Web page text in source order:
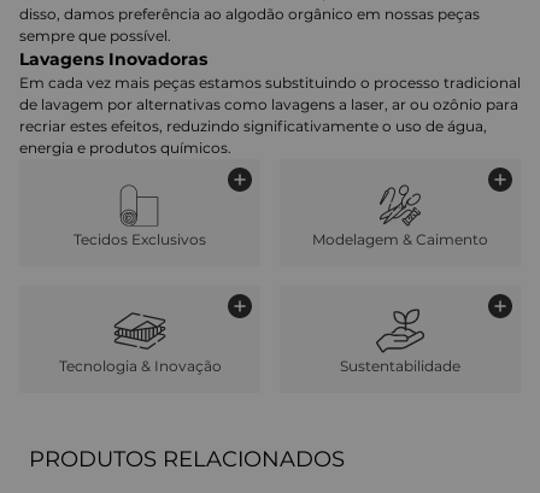
disso, damos preferência ao algodão orgânico em nossas peças
sempre que possível.
Lavagens Inovadoras
Em cada vez mais peças estamos substituindo o processo tradicional
de lavagem por alternativas como lavagens a laser, ar ou ozônio para
recriar estes efeitos, reduzindo significativamente o uso de água,
energia e produtos químicos.
Tecidos Exclusivos Modelagem & Caimento
Tecnologia & Inovação Sustentabilidade
PRODUTOS RELACIONADOS